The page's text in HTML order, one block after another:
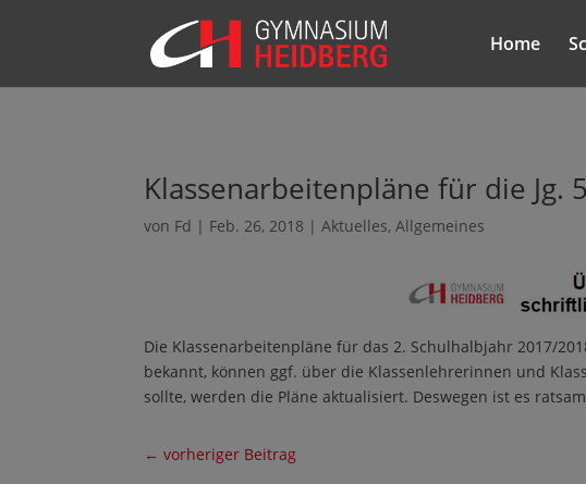
Home
Klassenarbeitenpläne für die Jg.
von Fd | Feb. 26, 2018 | Aktuelles, Allgemeines
Die Klassenarbeitenpläne für das 2. Schulhalbjahr 2017/
bekannt, können ggf. über die Klassenlehrerinnen und
sollte, werden die Pläne aktualisiert. Deswegen ist es
← vorheriger Beitrag